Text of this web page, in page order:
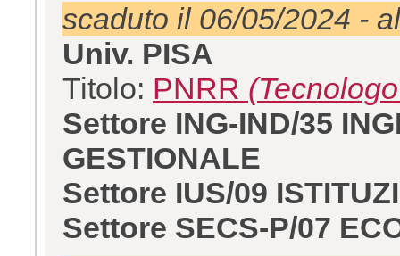
scaduto il 06/05/2024 -
Univ. PISA
Titolo: PNRR
Settore ING-IND/35
GESTIONALE
Settore IUS/09
Settore SECS-P/07